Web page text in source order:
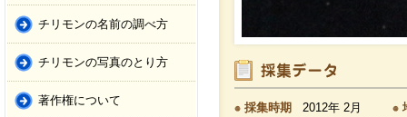
チリモンの名前の調べ方
チリモンの写真のとり方
著作権について
採集時期 2012年 2月